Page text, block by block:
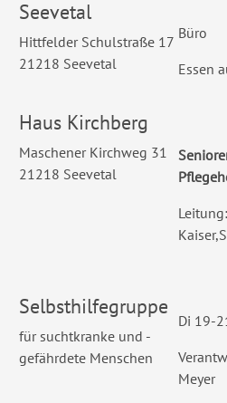
Seevetal
Hittfelder Schulstraße 17
21218 Seevetal
Büro
Essen
Haus Kirchberg
Maschener Kirchweg 31
21218 Seevetal
Selbsthilfegruppe
für suchtkranke und -
gefährdete Menschen
Di 19-
Meyer